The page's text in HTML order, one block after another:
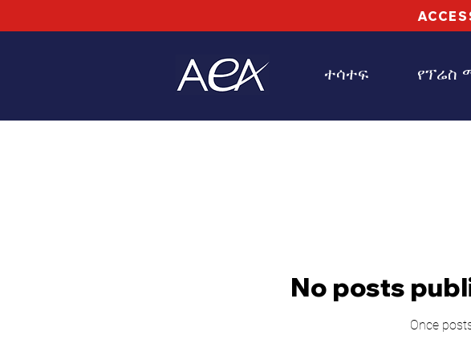
ተሳተፍ የፕሬስ
No posts
Once